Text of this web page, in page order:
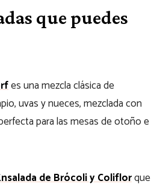
que puedes
es una mezcla clásica de
uvas y nueces, mezclada con
para las mesas de otoño e
de Brócoli y Coliflorque